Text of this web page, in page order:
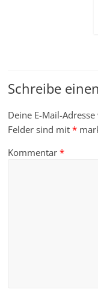
Schreibe
Deine E-Mail-
Felder sind mit*
Kommentar*